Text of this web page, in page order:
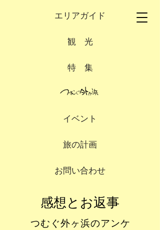
エリアガイド
観 光
特 集
旅の計画
お問い合わせ
イベント
​感想とお返事
​つむぐ外ヶ浜のアンケ